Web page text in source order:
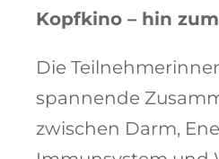
Kopfkino – hin
Die
spannende
zwischen Darm,